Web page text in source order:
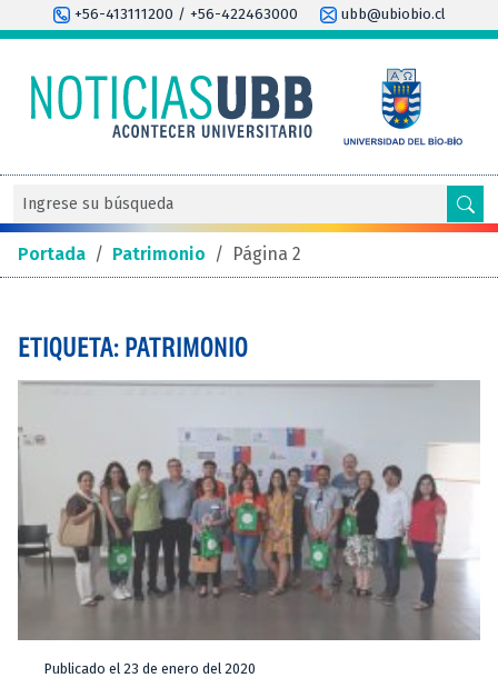
+56-413111200 / +56-422463000 ubb@ubiobio.cl
Portada / Patrimonio / Página 2
ETIQUETA: PATRIMONIO
Publicado el 23 de enero del 2020